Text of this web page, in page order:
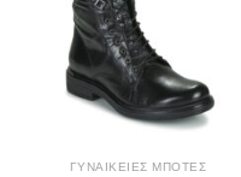
ΓΥΝΑΙΚΕΊΕΣ ΜΠΌΤΕΣ